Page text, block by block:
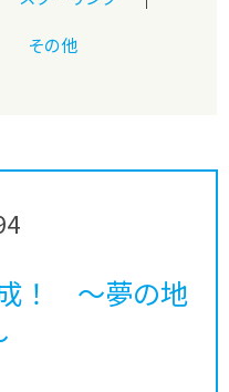
その他
！ ～夢の地